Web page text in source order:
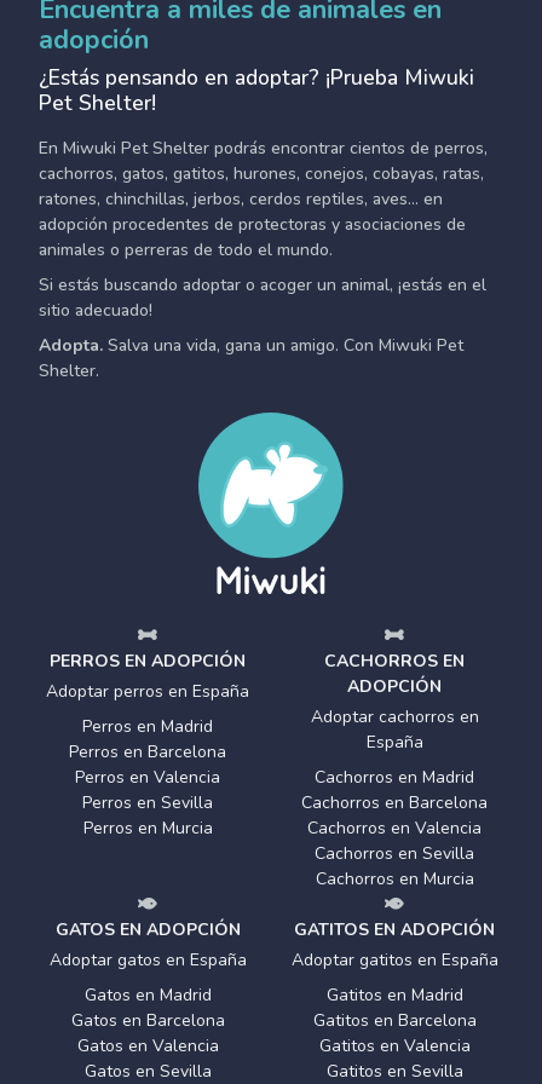
Encuentra a miles de animales en
adopción
¿Estás pensando en adoptar? ¡Prueba Miwuki
Pet Shelter!
En Miwuki Pet Shelter podrás encontrar cientos de perros,
cachorros, gatos, gatitos, hurones, conejos, cobayas, ratas,
ratones, chinchillas, jerbos, cerdos reptiles, aves... en
adopción procedentes de protectoras y asociaciones de
animales o perreras de todo el mundo.
Si estás buscando adoptar o acoger un animal, ¡estás en el
sitio adecuado!
Adopta. Salva una vida, gana un amigo. Con Miwuki Pet
Shelter.
PERROS EN ADOPCIÓN
Adoptar perros en España
Perros en Madrid
Perros en Barcelona
Perros en Valencia
Perros en Sevilla
Perros en Murcia
CACHORROS EN
ADOPCIÓN
Adoptar cachorros en
España
Cachorros en Madrid
Cachorros en Barcelona
Cachorros en Valencia
Cachorros en Sevilla
Cachorros en Murcia
GATOS EN ADOPCIÓN
Adoptar gatos en España
Gatos en Madrid
Gatos en Barcelona
Gatos en Valencia
Gatos en Sevilla
GATITOS EN ADOPCIÓN
Adoptar gatitos en España
Gatitos en Madrid
Gatitos en Barcelona
Gatitos en Valencia
Gatitos en Sevilla